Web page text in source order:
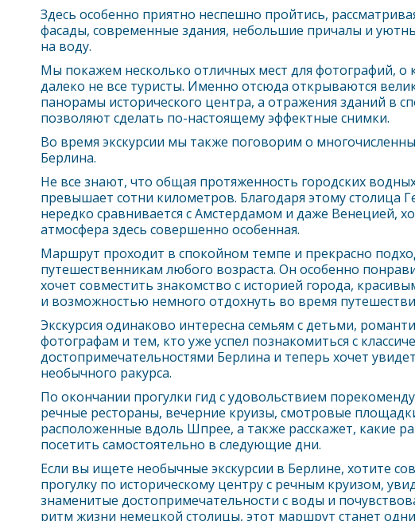
Здесь особенно приятно неспешно пройтись,
фасады, современные здания, небольшие причалы и
на воду.
Мы покажем несколько отличных мест для фотографий, о
далеко не все туристы. Именно отсюда открываются
панорамы исторического центра, а отражения зданий в
позволяют сделать по-настоящему эффектные снимки.
Во время экскурсии мы также поговорим о
Берлина.
Не все знают, что общая протяженность городских
превышает сотни километров. Благодаря этому столица
нередко сравнивается с Амстердамом и даже Венецией,
атмосфера здесь совершенно особенная.
Маршрут проходит в спокойном темпе и прекрасно
путешественникам любого возраста. Он особенно
хочет совместить знакомство с историей города,
и возможностью немного отдохнуть во время
Экскурсия одинаково интересна семьям с детьми,
фотографам и тем, кто уже успел познакомиться с
достопримечательностями Берлина и теперь хочет
необычного ракурса.
По окончании прогулки гид с удовольствием
речные рестораны, вечерние круизы, смотровые
расположенные вдоль Шпрее, а также расскажет, какие
посетить самостоятельно в следующие дни.
Если вы ищете необычные экскурсии в Берлине, хотите
прогулку по историческому центру с речным круизом,
знаменитые достопримечательности с воды и
ритм жизни немецкой столицы, этот маршрут станет